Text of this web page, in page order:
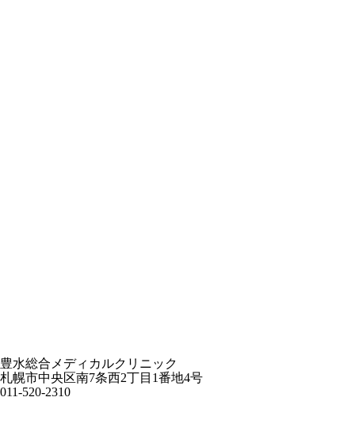
豊水総合メディカルクリニック
札幌市中央区南7条西2丁目1番地4号
011-520-2310